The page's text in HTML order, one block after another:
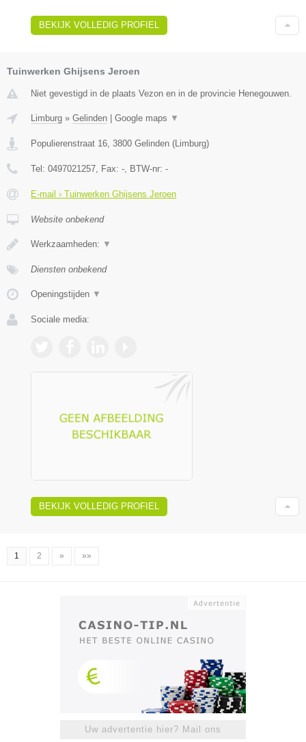
BEKIJK VOLLEDIG PROFIEL
Tuinwerken Ghijsens Jeroen
Niet gevestigd in de plaats Vezon en in de provincie Henegouwen.
Limburg » Gelinden Google maps ▼
Populierenstraat 16 3800 Gelinden ( Limburg)
Tel: 0497021257 , Fax: - , BTW-nr: -
E-mail › Tuinwerken Ghijsens Jeroen
Website onbekend
Werkzaamheden: ▼
Diensten onbekend
Openingstijden ▼
Sociale media:
BEKIJK VOLLEDIG PROFIEL
1 2 » »»
Uw advertentie hier? Mail ons